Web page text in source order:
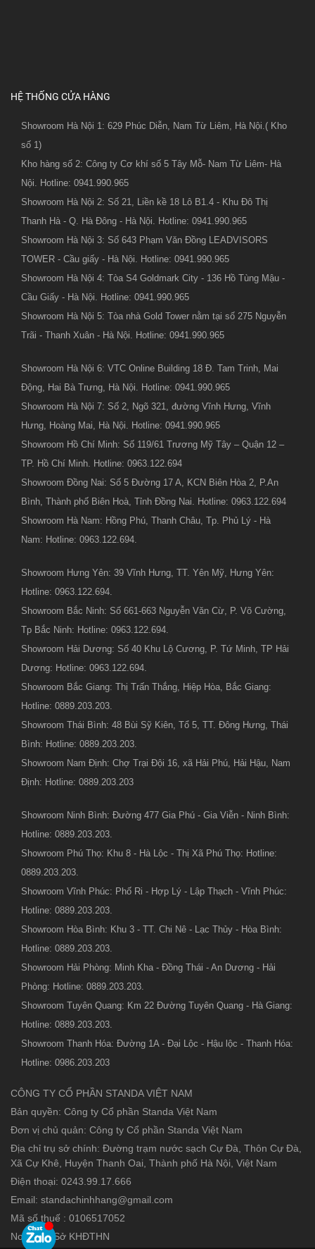
HỆ THỐNG CỬA HÀNG
Showroom Hà Nội 1: 629 Phúc Diễn, Nam Từ Liêm, Hà Nội.( Kho
số 1)
Kho hàng số 2: Công ty Cơ khí số 5 Tây Mỗ- Nam Từ Liêm- Hà
Nội. Hotline: 0941.990.965
Showroom Hà Nội 2: Số 21, Liền kề 18 Lô B1.4 - Khu Đô Thị
Thanh Hà - Q. Hà Đông - Hà Nội. Hotline: 0941.990.965
Showroom Hà Nội 3: Số 643 Phạm Văn Đồng LEADVISORS
TOWER - Cầu giấy - Hà Nội. Hotline: 0941.990.965
Showroom Hà Nội 4: Tòa S4 Goldmark City - 136 Hồ Tùng Mậu -
Cầu Giấy - Hà Nội. Hotline: 0941.990.965
Showroom Hà Nội 5: Tòa nhà Gold Tower nằm tại số 275 Nguyễn
Trãi - Thanh Xuân - Hà Nội. Hotline: 0941.990.965
Showroom Hà Nội 6: VTC Online Building 18 Đ. Tam Trinh, Mai
Động, Hai Bà Trưng, Hà Nội. Hotline: 0941.990.965
Showroom Hà Nội 7: Số 2, Ngõ 321, đường Vĩnh Hưng, Vĩnh
Hưng, Hoàng Mai, Hà Nội. Hotline: 0941.990.965
Showroom Hồ Chí Minh: Số 119/61 Trương Mỹ Tây – Quận 12 –
TP. Hồ Chí Minh. Hotline: 0963.122.694
Showroom Đồng Nai: Số 5 Đường 17 A, KCN Biên Hòa 2, P.An
Bình, Thành phố Biên Hoà, Tỉnh Đồng Nai. Hotline: 0963.122.694
Showroom Hà Nam: Hồng Phú, Thanh Châu, Tp. Phủ Lý - Hà
Nam: Hotline: 0963.122.694.
Showroom Hưng Yên: 39 Vĩnh Hưng, TT. Yên Mỹ, Hưng Yên:
Hotline: 0963.122.694.
Showroom Bắc Ninh: Số 661-663 Nguyễn Văn Cừ, P. Võ Cường,
Tp Bắc Ninh: Hotline: 0963.122.694.
Showroom Hải Dương: Số 40 Khu Lộ Cương, P. Tứ Minh, TP Hải
Dương: Hotline: 0963.122.694.
Showroom Bắc Giang: Thị Trấn Thắng, Hiệp Hòa, Bắc Giang:
Hotline: 0889.203.203.
Showroom Thái Bình: 48 Bùi Sỹ Kiên, Tổ 5, TT. Đông Hưng, Thái
Bình: Hotline: 0889.203.203.
Showroom Nam Định: Chợ Trại Đội 16, xã Hải Phú, Hải Hậu, Nam
Định: Hotline: 0889.203.203
Showroom Ninh Bình: Đường 477 Gia Phú - Gia Viễn - Ninh Bình:
Hotline: 0889.203.203.
Showroom Phú Thọ: Khu 8 - Hà Lộc - Thị Xã Phú Thọ: Hotline:
0889.203.203.
Showroom Vĩnh Phúc: Phố Ri - Hợp Lý - Lập Thạch - Vĩnh Phúc:
Hotline: 0889.203.203.
Showroom Hòa Bình: Khu 3 - TT. Chi Nê - Lạc Thủy - Hòa Bình:
Hotline: 0889.203.203.
Showroom Hải Phòng: Minh Kha - Đồng Thái - An Dương - Hải
Phòng: Hotline: 0889.203.203.
Showroom Tuyên Quang: Km 22 Đường Tuyên Quang - Hà Giang:
Hotline: 0889.203.203.
Showroom Thanh Hóa: Đường 1A - Đại Lộc - Hậu lộc - Thanh Hóa:
Hotline: 0986.203.203
CÔNG TY CỔ PHẦN STANDA VIỆT NAM
Bản quyền: Công ty Cổ phần Standa Việt Nam
Đơn vị chủ quản: Công ty Cổ phần Standa Việt Nam
Địa chỉ trụ sở chính: Đường trạm nước sạch Cự Đà, Thôn Cự Đà,
Xã Cự Khê, Huyện Thanh Oai, Thành phố Hà Nội, Việt Nam
Điện thoại: 0243.99.17.666
Email: standachinhhang@gmail.com
Mã số thuế : 0106517052
Nơi cấp : Sở KHĐTHN